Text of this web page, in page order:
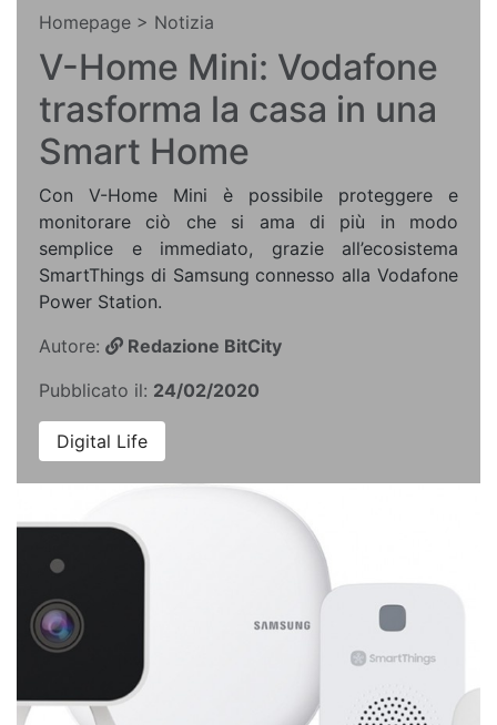
Homepage > Notizia
V-Home Mini: Vodafone
trasforma la casa in una
Smart Home
Con V-Home Mini è possibile proteggere e
monitorare ciò che si ama di più in modo
semplice e immediato, grazie all’ecosistema
SmartThings di Samsung connesso alla Vodafone
Power Station.
Autore:
Redazione BitCity
Pubblicato il: 24/02/2020
Digital Life